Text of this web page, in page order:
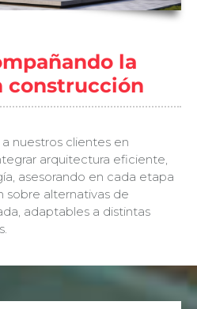
la
construcción
nuestros clientes en
arquitectura eficiente,
asesorando en cada etapa
sobre alternativas de
adaptables a distintas